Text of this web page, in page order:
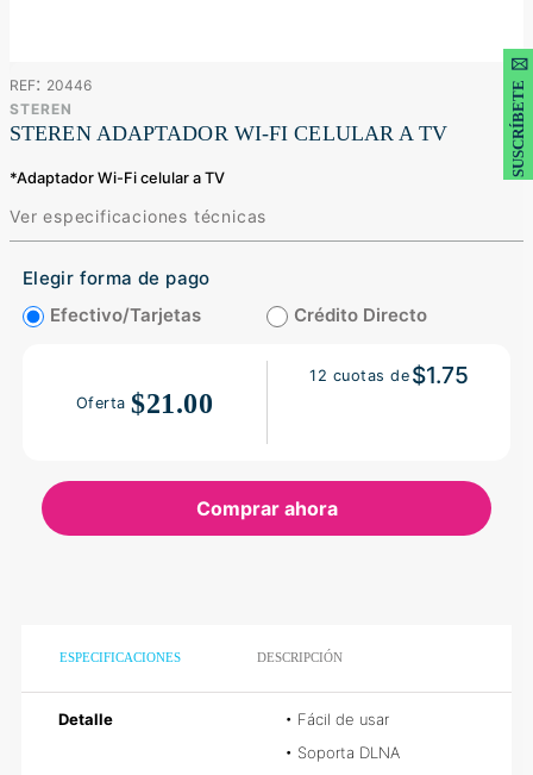
SUSCRÍBETE 🖂
: 20446
STEREN
STEREN ADAPTADOR WI-FI CELULAR A TV
*Adaptador Wi-Fi celular a TV
Ver especificaciones técnicas
Elegir forma de pago
Efectivo/Tarjetas
Crédito Directo
Oferta $21.00
12 cuotas de$1.75
Comprar ahora
ESPECIFICACIONES DESCRIPCIÓN
Detalle
• Fácil de usar
• Soporta DLNA